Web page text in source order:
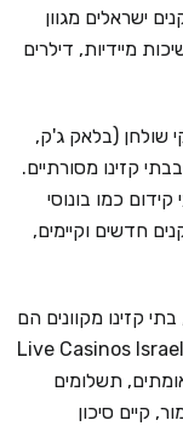
ישראלים מגוון
מיידיות, דילרים
שולחן (בלאק ג'ק,
קזינו מסורתיים.
כמו בונוסי
חדשים וקיימים,
קזינו מקוונים הם
דרך מצוינת ליהנות ממשחקי פרימיום בנוחות. Live Casinos Israel
תשלומים
קיים סיכון